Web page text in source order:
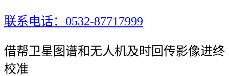
联系电话：0532-87717999
借帮卫星图谱和无人机及时回传影像进终
校准